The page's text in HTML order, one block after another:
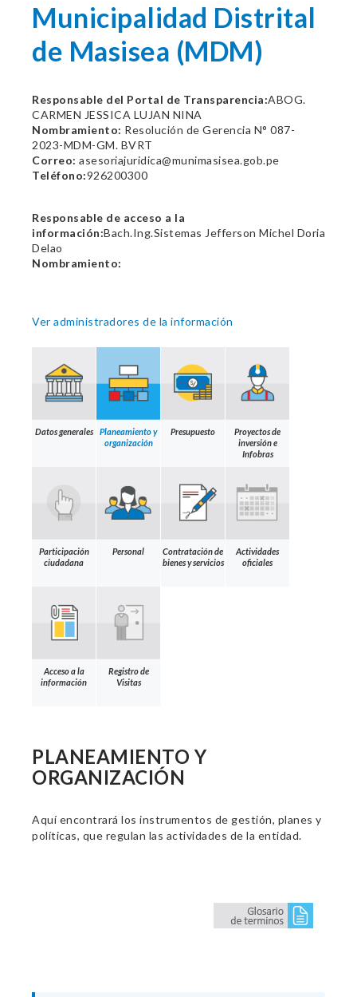
Municipalidad Distrital
de Masisea (MDM)
Responsable del Portal de Transparencia:ABOG.
CARMEN JESSICA LUJAN NINA
Nombramiento: Resolución de Gerencia N° 087-
2023-MDM-GM. BVRT
Correo: asesoriajuridica@munimasisea.gob.pe
Teléfono:926200300
Responsable de acceso a la
información:Bach.Ing.Sistemas Jefferson Michel Doria
Delao
Nombramiento:
Ver administradores de la información
Datos generales
Planeamiento y
organización
Presupuesto
Proyectos de
inversión e
Infobras
Participación
ciudadana
Personal
Contratación de
bienes y servicios
Actividades
oficiales
Acceso a la
información
Registro de
Visitas
PLANEAMIENTO Y
ORGANIZACIÓN
Aquí encontrará los instrumentos de gestión, planes y
políticas, que regulan las actividades de la entidad.